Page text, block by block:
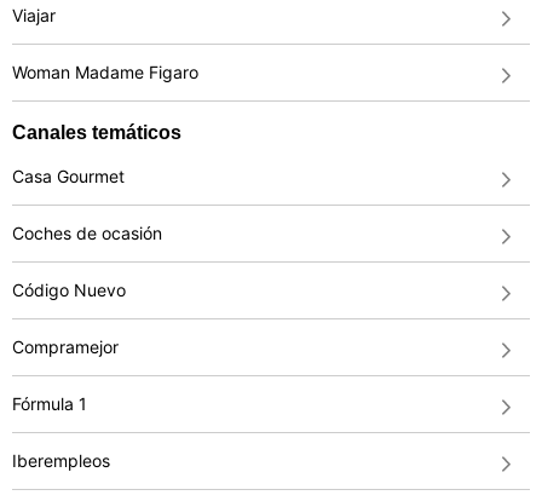
Viajar
Woman Madame Figaro
Canales temáticos
Casa Gourmet
Coches de ocasión
Código Nuevo
Compramejor
Fórmula 1
Iberempleos